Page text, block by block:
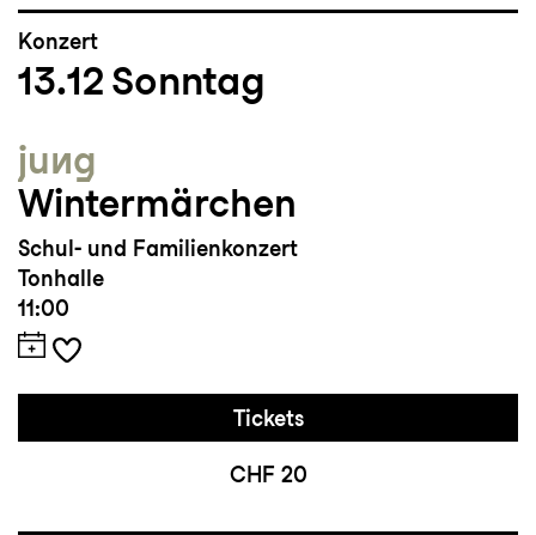
Konzert
13.12 Sonntag
jung
Wintermärchen
Schul- und Familienkonzert
Tonhalle
11:00
Tickets
CHF 20